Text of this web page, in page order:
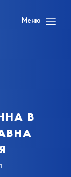
Меню
в